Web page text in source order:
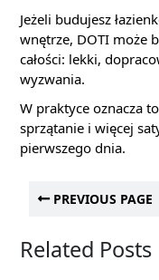
Jeżeli budujesz
wnętrze, DOTI może
całości: lekki,
wyzwania.
W praktyce oznacza
sprzątanie i więcej
pierwszego dnia.
PREVIOUS PAGE
Related Posts